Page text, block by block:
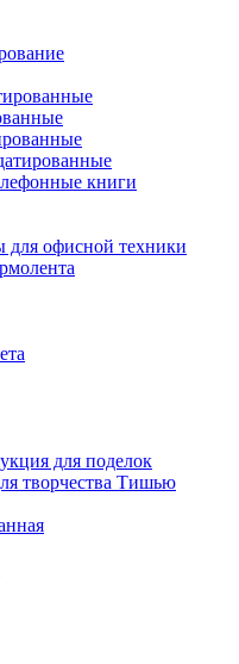
книги
для офисной техники
для поделок
творчества Тишью